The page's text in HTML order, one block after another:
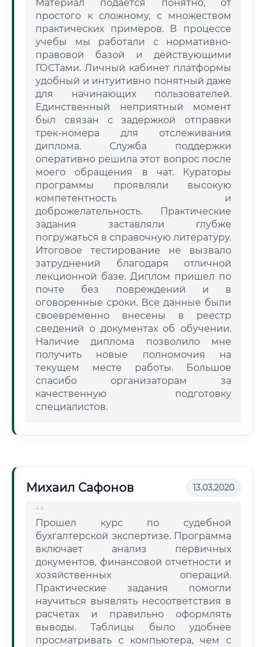
Материал подается понятно, от
простого к сложному, с множеством
практических примеров. В процессе
учебы мы работали с нормативно-
правовой базой и действующими
ГОСТами. Личный кабинет платформы
удобный и интуитивно понятный даже
для начинающих пользователей.
Единственный неприятный момент
был связан с задержкой отправки
трек-номера для отслеживания
диплома. Служба поддержки
оперативно решила этот вопрос после
моего обращения в чат. Кураторы
программы проявляли высокую
компетентность и
доброжелательность. Практические
задания заставляли глубже
погружаться в справочную литературу.
Итоговое тестирование не вызвало
затруднений благодаря отличной
лекционной базе. Диплом пришел по
почте без повреждений и в
оговоренные сроки. Все данные были
своевременно внесены в реестр
сведений о документах об обучении.
Наличие диплома позволило мне
получить новые полномочия на
текущем месте работы. Большое
спасибо организаторам за
качественную подготовку
специалистов.
Михаил Сафонов 13.03.2020
Прошел курс по судебной
бухгалтерской экспертизе. Программа
включает анализ первичных
документов, финансовой отчетности и
хозяйственных операций.
Практические задания помогли
научиться выявлять несоответствия в
расчетах и правильно оформлять
выводы. Таблицы было удобнее
просматривать с компьютера, чем с